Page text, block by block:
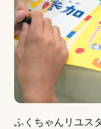
ふくちゃんリユス